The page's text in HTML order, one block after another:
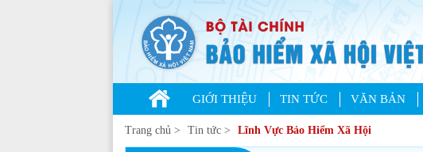
GIỚI THIỆU TIN TỨC VĂN BẢN
Trang chủ > Tin tức > Lĩnh Vực Bảo Hiểm Xã Hội